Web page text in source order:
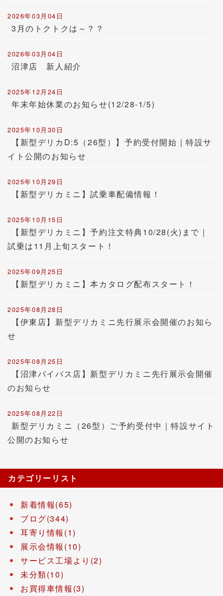
2026年03月04日
3月のトクトクは～？？
2026年03月04日
沼津店 新人紹介
2025年12月24日
年末年始休業のお知らせ(12/28-1/5)
2025年10月30日
【新型デリカD:5（26型）】予約受付開始｜特設サ
イト公開のお知らせ
2025年10月29日
【新型デリカミニ】試乗車配備情報！
2025年10月15日
【新型デリカミニ】予約注文特典10/28(火)まで｜
試乗は11月上旬スタート！
2025年09月25日
【新型デリカミニ】本カタログ配布スタート！
2025年08月28日
【伊東店】新型デリカミニ先行展示会開催のお知ら
せ
2025年08月25日
【沼津バイパス店】新型デリカミニ先行展示会開催
のお知らせ
2025年08月22日
新型デリカミニ（26型）ご予約受付中｜特設サイト
公開のお知らせ
カテゴリーリスト
新着情報(65)
ブログ(344)
耳寄り情報(1)
展示会情報(10)
サービス工場より(2)
未分類(10)
お買得車情報(3)